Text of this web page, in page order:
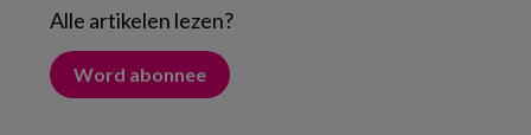
Alle artikelen lezen?
Word abonnee